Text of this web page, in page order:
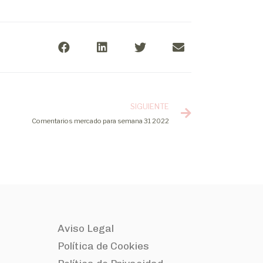
SIGUIENTE
Comentarios mercado para semana 31 2022
Aviso Legal
Política de Cookies